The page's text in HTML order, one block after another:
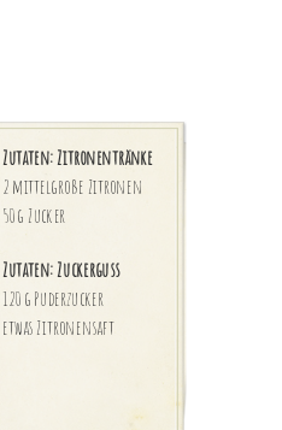
Zutaten: Zitronentränke
2 mittelgroße Zitronen
50 g Zucker
Zutaten: Zuckerguss
120 g Puderzucker
etwas Zitronensaft